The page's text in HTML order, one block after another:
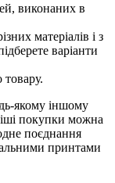
виконаних в
матеріалів і з
варіанти
якому іншому
покупки можна
поєднання
принтами